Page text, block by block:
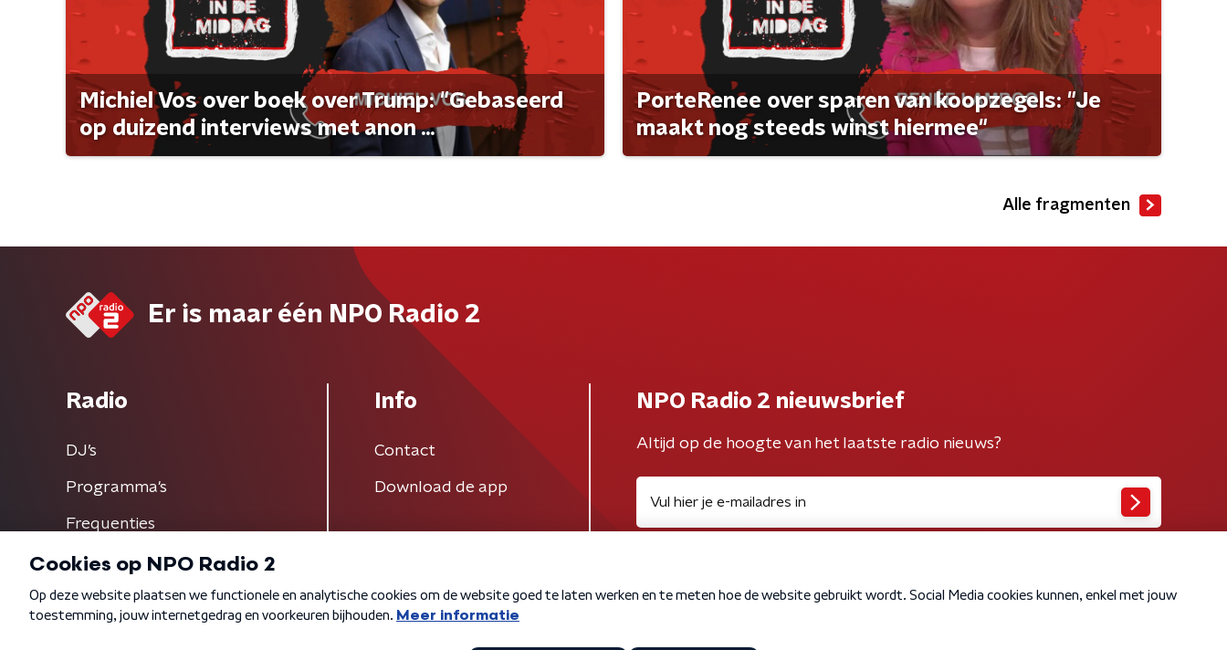
Michiel Vos over boek over Trump: "Gebaseerd
op duizend interviews met anon ...
PorteRenee over sparen van koopzegels: "Je
maakt nog steeds winst hiermee"
Alle fragmenten
Er is maar één NPO Radio 2
Radio
DJ’s
Programma's
Frequenties
Info
Contact
Download de app
NPO Radio 2 nieuwsbrief
Altijd op de hoogte van het laatste radio nieuws?
Algemene voorwaarden Privacybeleid